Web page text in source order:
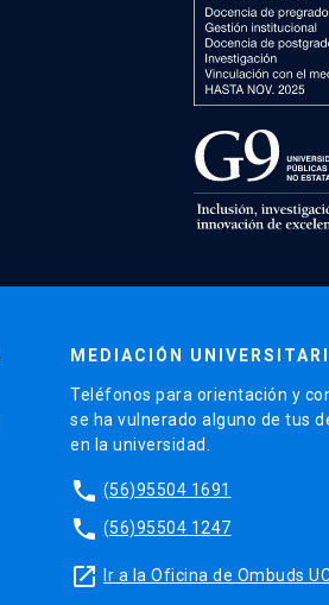
MEDIACIÓN
Teléfonos para orientación y
se ha vulnerado alguno de tus
en la universidad.
phone (56)95504 1691
phone (56)95504 1247
launch Ir a la Oficina de Ombuds